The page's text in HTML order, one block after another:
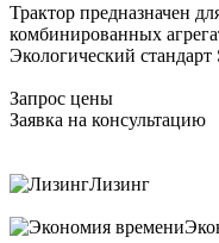
Трактор предназначен
комбинированных
Экологический стандарт
Запрос цены
Заявка на консультацию
Лизинг